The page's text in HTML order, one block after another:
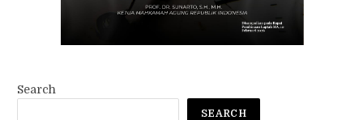
Search
SEARCH